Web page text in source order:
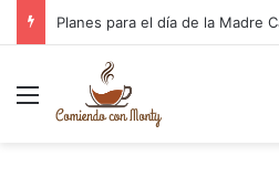
Planes para el día de la Madre